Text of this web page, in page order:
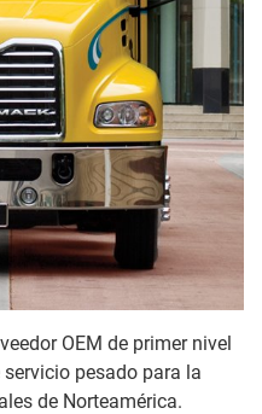
OEM de primer nivel
pesado para la
de Norteamérica.